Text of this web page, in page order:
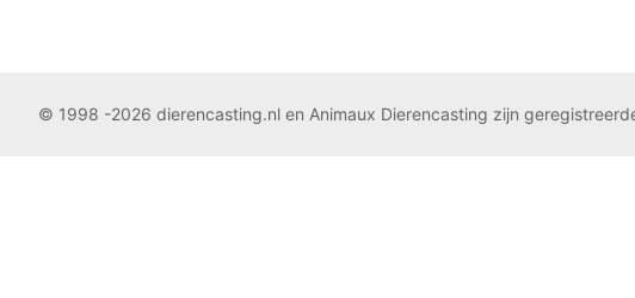
© 1998 -2026 dierencasting.nl en Animaux Dierencasting zijn